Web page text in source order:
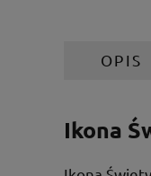
OPIS
Ikona